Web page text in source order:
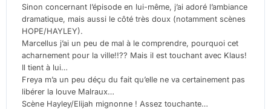
Sinon concernant l’épisode en lui-même, j’ai adoré l’ambiance
dramatique, mais aussi le côté très doux (notamment scènes
HOPE/HAYLEY).
Marcellus j’ai un peu de mal à le comprendre, pourquoi cet
acharnement pour la ville!!?? Mais il est touchant avec Klaus!
Il tient à lui…
Freya m’a un peu déçu du fait qu’elle ne va certainement pas
libérer la louve Malraux…
Scène Hayley/Elijah mignonne ! Assez touchante…